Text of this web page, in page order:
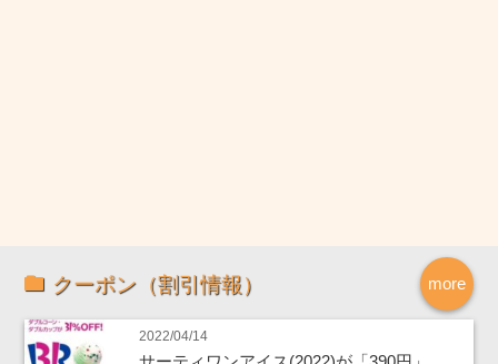
more
クーポン（割引情報）
2022/04/14